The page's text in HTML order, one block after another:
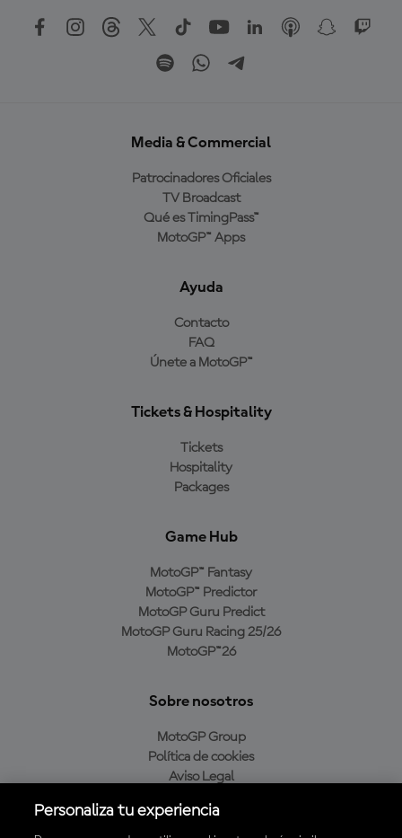
Media & Commercial
Patrocinadores Oficiales
TV Broadcast
Qué es TimingPass™
MotoGP™ Apps
Ayuda
Contacto
FAQ
Únete a MotoGP™
Tickets & Hospitality
Tickets
Hospitality
Packages
Game Hub
MotoGP™ Fantasy
MotoGP™ Predictor
MotoGP Guru Predict
MotoGP Guru Racing 25/26
MotoGP™26
Sobre nosotros
MotoGP Group
Política de cookies
Aviso Legal
Política de compra
Personaliza tu experiencia